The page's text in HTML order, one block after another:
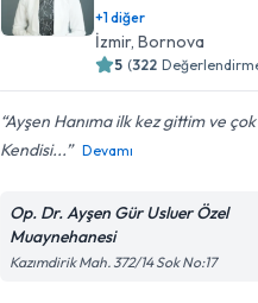
+1diğer
İzmir,Bornova
5 (322
Ayşen Hanıma ilk kez gittim ve
Kendisi...
Devamı
Op. Dr. Ayşen Gür Usluer Özel
Muaynehanesi
Kazımdirik Mah. 372/14 Sok No:17